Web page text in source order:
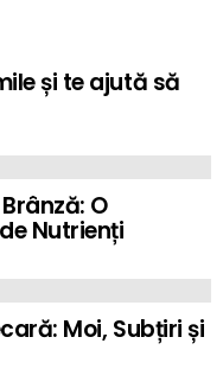
și te ajută să
O
Nutrienți
Moi, Subțiri și